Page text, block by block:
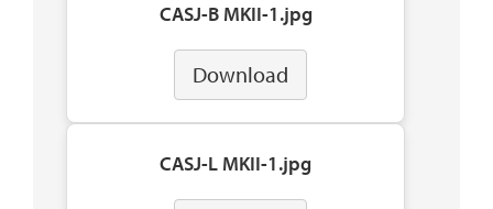
CASJ-B MKII-1.jpg
Download
CASJ-L MKII-1.jpg